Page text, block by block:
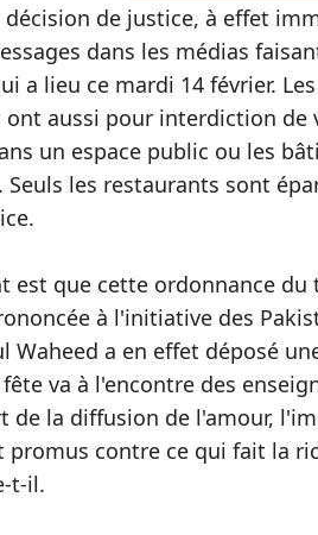
décision de justice, à effet
dans les médias
a lieu ce mardi 14 février.
ont aussi pour interdiction de
un espace public ou les
les restaurants sont
est que cette ordonnance
à l'initiative des
Waheed a en effet déposé
va à l'encontre des
de la diffusion de l'amour,
promus contre ce qui fait la
t-il.